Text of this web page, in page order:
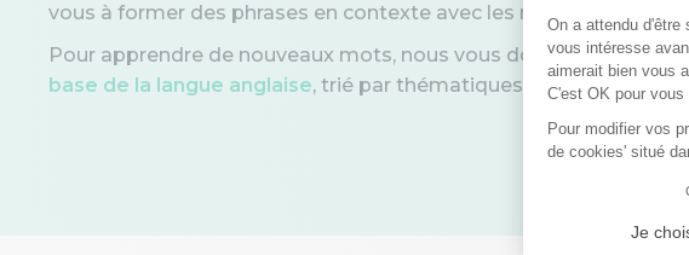
vous à former des phrases en contexte avec les nouveaux mots
Pour apprendre de nouveaux mots, nous vous donnons rendez-
base de la langue anglaise, trié par thématiques. À consommer